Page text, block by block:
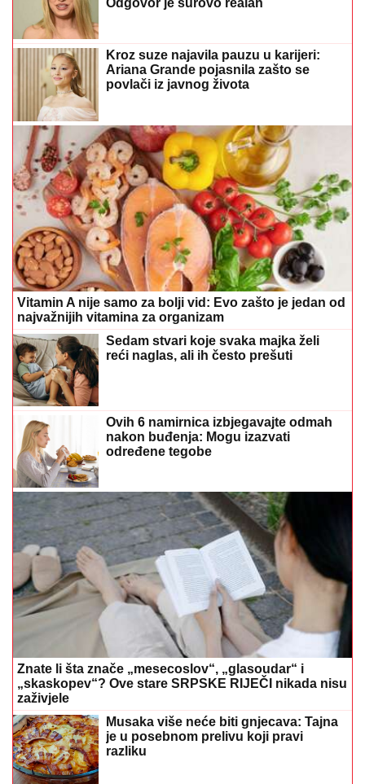
Odgovor je surovo realan
Kroz suze najavila pauzu u karijeri:
Ariana Grande pojasnila zašto se
povlači iz javnog života
Vitamin A nije samo za bolji vid: Evo zašto je jedan od
najvažnijih vitamina za organizam
Sedam stvari koje svaka majka želi
reći naglas, ali ih često prešuti
Ovih 6 namirnica izbjegavajte odmah
nakon buđenja: Mogu izazvati
određene tegobe
Znate li šta znače „mesecoslov“, „glasoudar“ i
„skaskopev“? Ove stare SRPSKE RIJEČI nikada nisu
zaživjele
Musaka više neće biti gnjecava: Tajna
je u posebnom prelivu koji pravi
razliku